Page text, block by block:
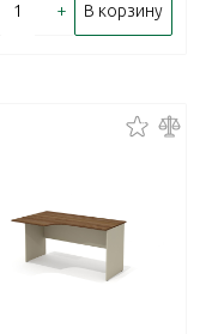
+ В корзину